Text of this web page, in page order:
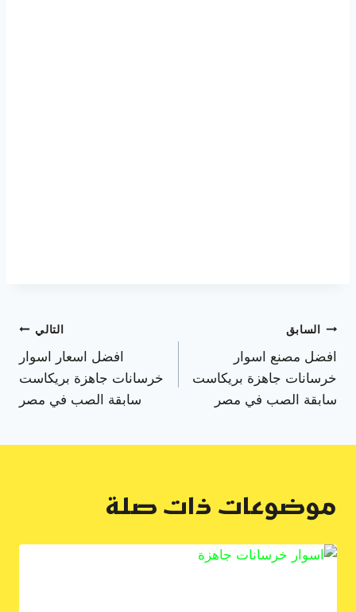
تصفّح
المقالات
السابق
افضل مصنع اسوار
خرسانات جاهزة بريكاست
سابقة الصب في مصر
التالي
افضل اسعار اسوار
خرسانات جاهزة بريكاست
سابقة الصب في مصر
موضوعات ذات صلة